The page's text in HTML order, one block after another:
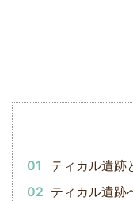
ティカル遺跡
ティカル遺跡